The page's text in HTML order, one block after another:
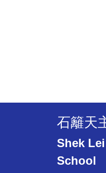
石籬天
Shek
School